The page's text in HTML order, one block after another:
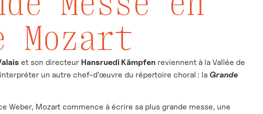
Mozart
et son directeur Hansruedi Kämpfen reviennent à la Vallée de
un autre chef-d’œuvre du répertoire choral : la Grande
Weber, Mozart commence à écrire sa plus grande messe, une